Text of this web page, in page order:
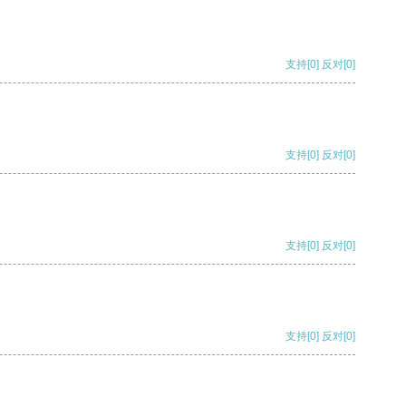
支持[0] 反对[0]
支持[0] 反对[0]
支持[0] 反对[0]
支持[0] 反对[0]